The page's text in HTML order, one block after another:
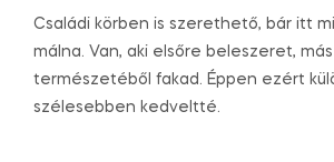
Családi körben is szerethető, bár itt
málna. Van, aki elsőre beleszeret,
természetéből fakad. Éppen ezért
szélesebben kedveltté.